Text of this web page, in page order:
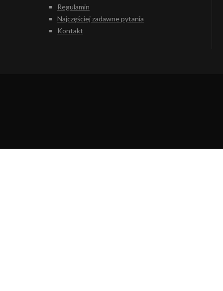
Regulamin
Najczęściej zadawne pytania
Kontakt